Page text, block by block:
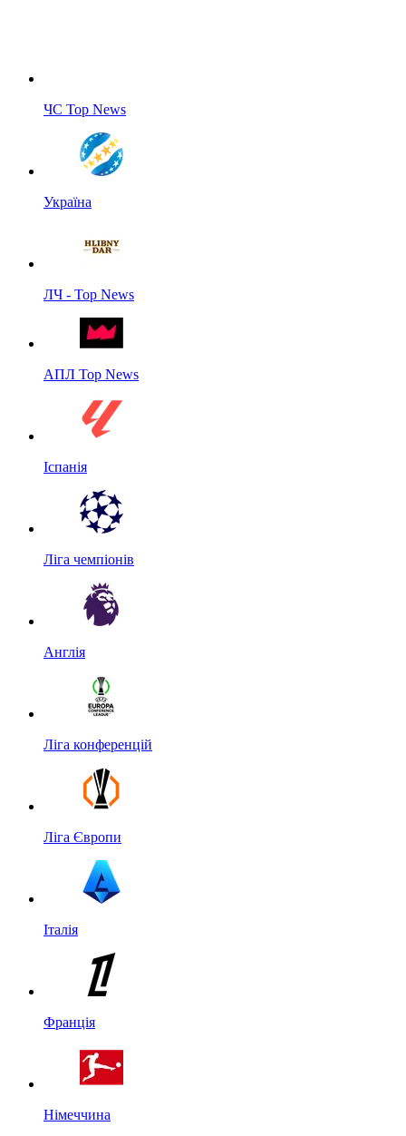
ЧС Top News
Україна
ЛЧ - Top News
АПЛ Top News
Іспанія
Ліга чемпіонів
Англія
Ліга конференцій
Ліга Європи
Італія
Франція
Німеччина